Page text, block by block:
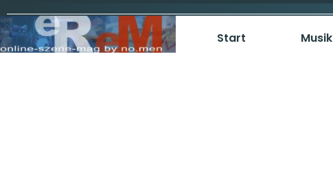
Start Musik